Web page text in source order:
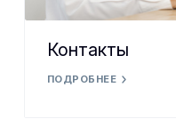
Контакты
ПОДРОБНЕЕ